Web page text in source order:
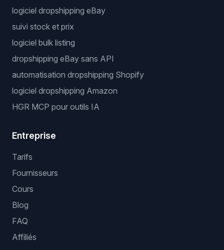
logiciel dropshipping eBay
suivi stock et prix
logiciel bulk listing
dropshipping eBay sans API
automatisation dropshipping Shopify
logiciel dropshipping Amazon
HGR MCP pour outils IA
Entreprise
Tarifs
Fournisseurs
Cours
Blog
FAQ
Affiliés